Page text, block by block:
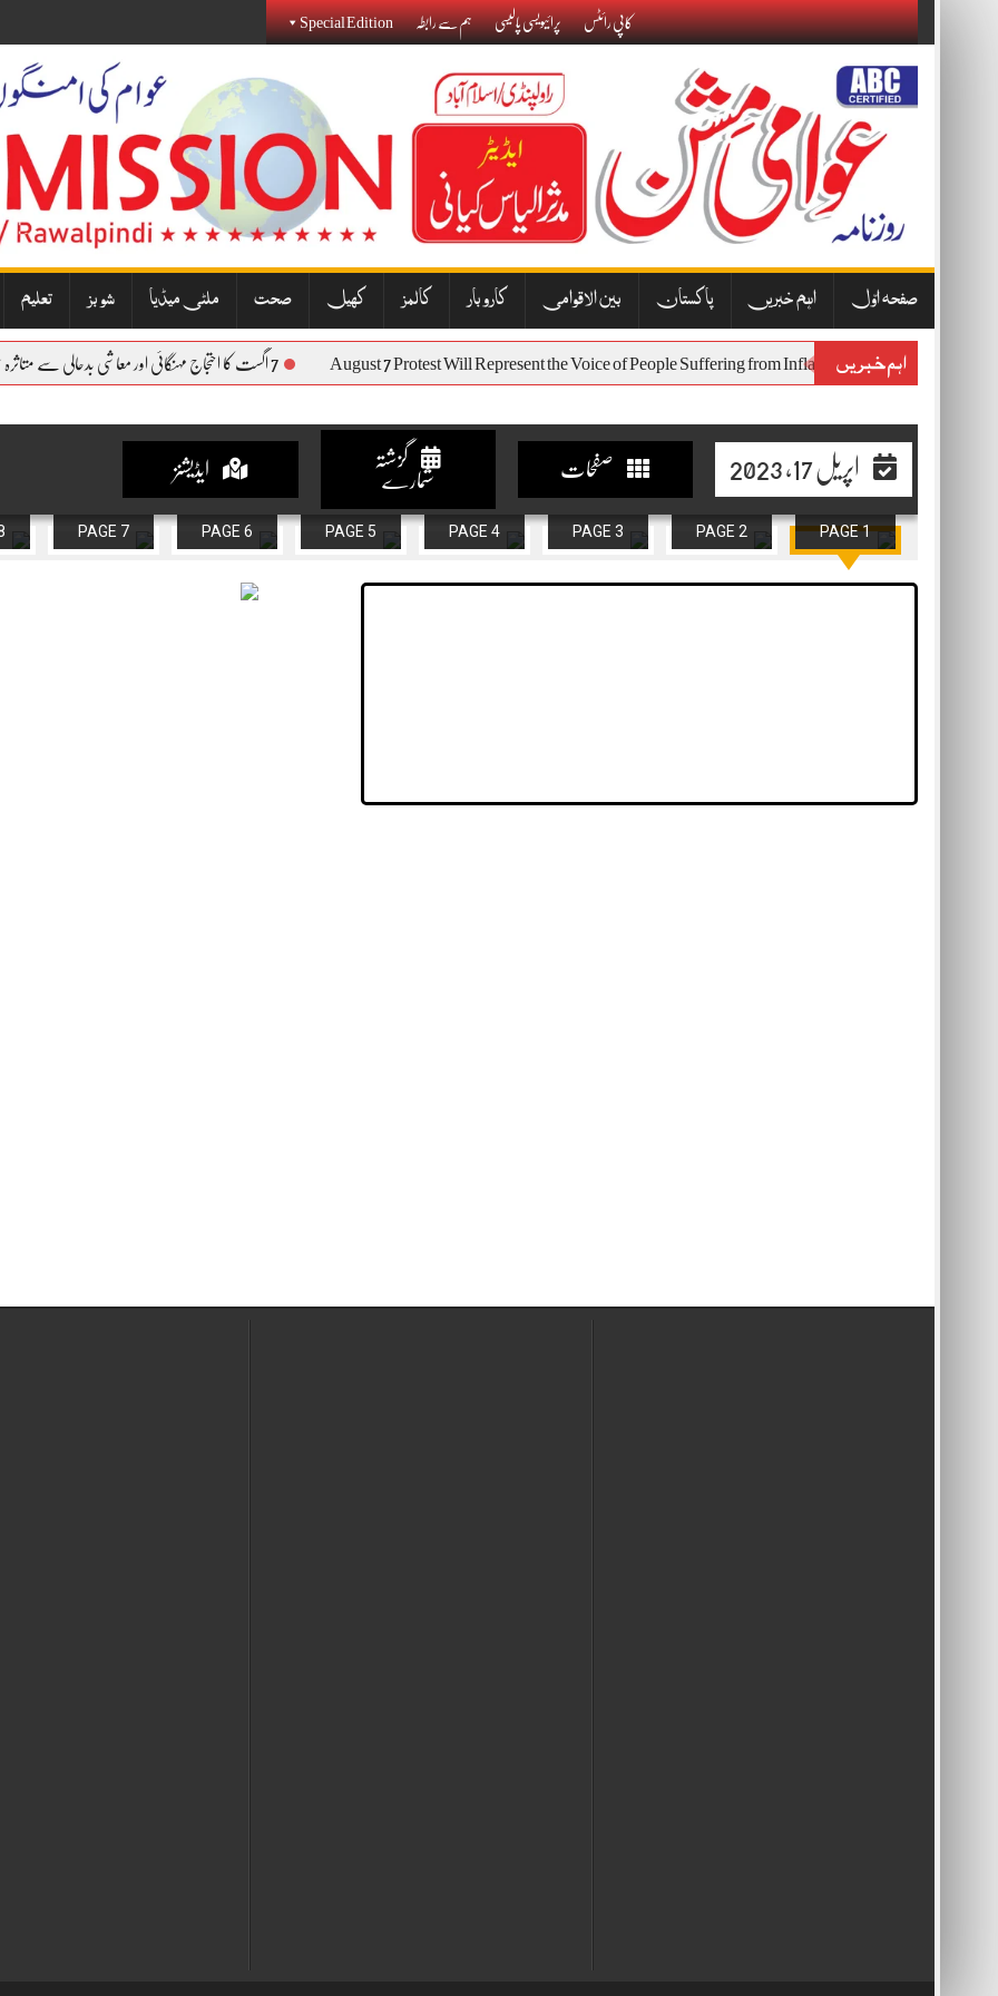
کاپی رائٹس پرائیویسی پالیسی ہم سے رابطہ Special Edition
صفحہ اوّل اہم خبریں پاکستان بین الاقوامی کاروبار کالمز کھیل صحت ملٹی میڈیا شوبز تعلیم
اہم خبریں
August 7 Protest Will Represent the Voice of People Suffering from Inflation and Economic 7 اگست کا احتجاج مہنگائی اور معاشی بدحالی سے متاثرہ عوام کی آواز بنے گا: نذیر جنجوعہ
اپریل 17, 2023 صفحات
گزشتہ
شمارے
ایڈیشنز
PAGE 1
PAGE 2
PAGE 3
PAGE 4
PAGE 5
PAGE 6
PAGE 7